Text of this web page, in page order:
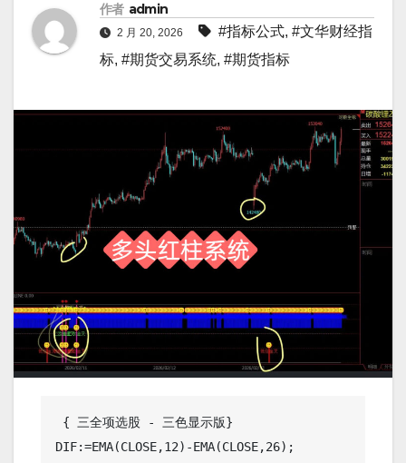
作者 admin
2 月 20, 2026 #指标公式, #文华财经指
标, #期货交易系统, #期货指标
DIF:=EMA(CLOSE,12)-EMA(CLOSE,26);